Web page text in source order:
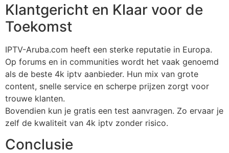
Klantgericht en Klaar voor de
Toekomst
IPTV-Aruba.com heeft een sterke reputatie in Europa.
Op forums en in communities wordt het vaak genoemd
als de beste 4k iptv aanbieder. Hun mix van grote
content, snelle service en scherpe prijzen zorgt voor
trouwe klanten.
Bovendien kun je gratis een test aanvragen. Zo ervaar je
zelf de kwaliteit van 4k iptv zonder risico.
Conclusie